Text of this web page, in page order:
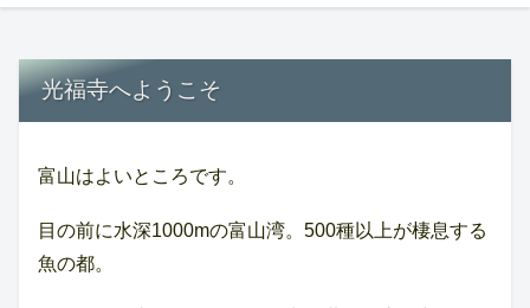
光福寺へようこそ
富山はよいところです。
目の前に水深1000mの富山湾。500種以上が棲息する
魚の都。